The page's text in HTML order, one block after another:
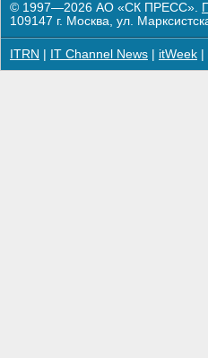
© 1997—2026 АО «СК ПРЕСС».
109147 г. Москва, ул.
ITRN IT Channel News itWeek